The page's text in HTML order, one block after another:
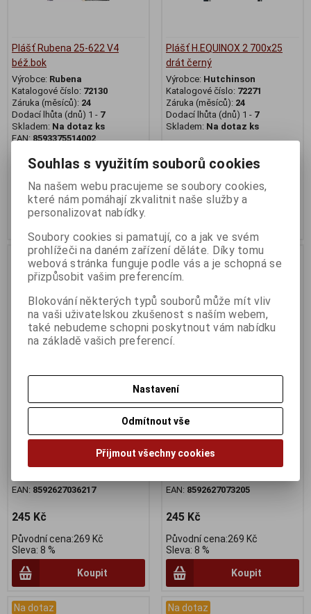
Plášť Rubena 25-622 V4
béž.bok
Výrobce: Rubena
Katalogové číslo: 72130
Záruka (měsíců): 24
Dodací lhůta (dnů) 1 - 7
Skladem: Na dotaz ks
EAN: 8593375514002
189 Kč
Původní cena:209 Kč
Sleva: 9 %
Plášť H.EQUINOX 2 700x25
drát černý
Výrobce: Hutchinson
Katalogové číslo: 72271
Záruka (měsíců): 24
Dodací lhůta (dnů) 1 - 7
Skladem: Na dotaz ks
269 Kč
Původní cena:299 Kč
Sleva: 10 %
Na dotaz
Plášť FORCE ROAD 700 x 23C,
Katalogové číslo:729514
Dodací lhůta (dnů) 1 -7
EAN: 8592627036217
245 Kč
Původní cena:269 Kč
Sleva: 8 %
Koupit
Na dotaz
Plášť FORCE ROAD 700 x 25C,
Katalogové číslo:729521
Záruka (měsíců):
Dodací lhůta (dnů) 1 -7
EAN: 8592627073205
245 Kč
Původní cena:269 Kč
Sleva: 8 %
Koupit
Na dotaz Na dotaz
Souhlas s využitím souborů cookies
Na našem webu pracujeme se soubory cookies,
které nám pomáhají zkvalitnit naše služby a
personalizovat nabídky.
Soubory cookies si pamatují, co a jak ve svém
prohlížeči na daném zařízení děláte. Díky tomu
webová stránka funguje podle vás a je schopná se
přizpůsobit vašim preferencím.
Blokování některých typů souborů může mít vliv
na vaši uživatelskou zkušenost s naším webem,
také nebudeme schopni poskytnout vám nabídku
na základě vašich preferencí.
Nastavení
Odmítnout vše
Přijmout všechny cookies